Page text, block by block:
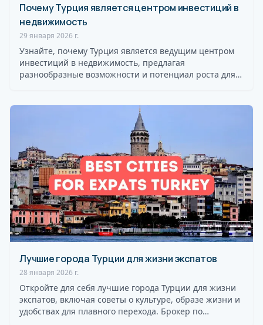
Почему Турция является центром инвестиций в
недвижимость
29 января 2026 г.
Узнайте, почему Турция является ведущим центром
инвестиций в недвижимость, предлагая
разнообразные возможности и потенциал роста для
Лучшие города Турции для жизни экспатов
28 января 2026 г.
Откройте для себя лучшие города Турции для жизни
экспатов, включая советы о культуре, образе жизни и
удобствах для плавного перехода. Брокер по